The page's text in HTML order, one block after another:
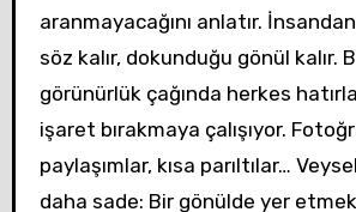
aranmayacağını anlatır.
söz kalır, dokunduğu gönül kalır.
görünürlük çağında herkes
işaret bırakmaya çalışıyor.
paylaşımlar, kısa parıltılar…
daha sade: Bir gönülde yer